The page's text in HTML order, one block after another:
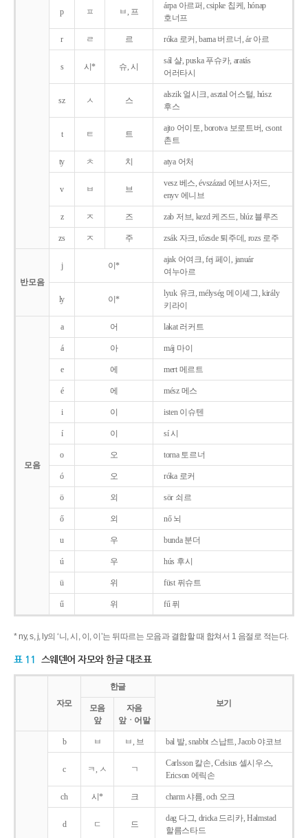
p ㅍ ㅂ, 프
árpa 아르퍼, csipke 칩케, hónap
호너프
r ㄹ 르 róka 로커, barna 버르너, ár 아르
s 시* 슈, 시
sál 샬, puska 푸슈카, aratás
어러타시
sz ㅅ 스
alszik 얼시크, asztal 어스털, húsz
후스
t ㅌ 트
ajto 어이토, borotva 보로트버, csont
촌트
ty ㅊ 치 atya 어처
v ㅂ 브
vesz 베스, évszázad 에브사저드,
enyv 에니브
z ㅈ 즈 zab 저브, kezd 케즈드, blúz 블루즈
zs ㅈ 주 zsák 자크, tőzsde 퇴주데, rozs 로주
반모음
j 이*
ajak 어여크, fej 페이, január
여누아르
ly 이*
lyuk 유크, mélység 메이셰그, király
키라이
모음
a 어 lakat 러커트
á 아 máj 마이
e 에 mert 메르트
é 에 mész 메스
i 이 isten 이슈텐
í 이 sí 시
o 오 torna 토르너
ó 오 róka 로커
ö 외 sör 쇠르
ő 외 nő 뇌
u 우 bunda 분더
ú 우 hús 후시
ü 위 füst 퓌슈트
ű 위 fű 퓌
* ny, s, j, ly의 ‘니, 시, 이, 이’는 뒤따르는 모음과 결합할 때 합쳐서 1 음절로 적는다.
표 11 스웨덴어 자모와 한글 대조표
자모
한글
보기
모음
앞
자음
앞ㆍ어말
b ㅂ ㅂ, 브 bal 발, snabbt 스납트, Jacob 야코브
c ㅋ, ㅅ ㄱ
Carlsson 칼손, Celsius 셀시우스,
Ericson 에릭손
ch 시* 크 charm 샤름, och 오크
d ㄷ 드
dag 다그, dricka 드리카, Halmstad
할름스타드